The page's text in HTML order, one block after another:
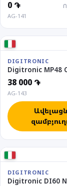
0 ֏
AG-141
DIGITRONIC
Digitronic MP48
38 000 ֏
AG-143
DIGITRONIC
Digitronic DI60